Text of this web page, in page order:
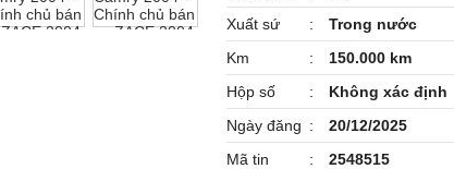
Xuất sứ
Trong nước
Km
150.000 km
Hộp số
Không xác định
Ngày đăng
20/12/2025
Mã tin
2548515